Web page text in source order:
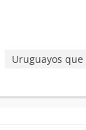
Uruguayos